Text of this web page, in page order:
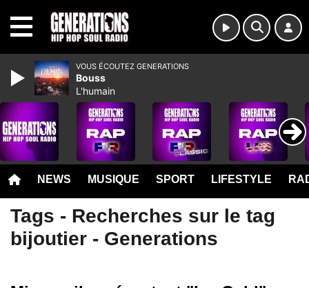
NEWS MUSIQUE SPORT LIFESTYLE
Tags - Recherches sur le tag
bijoutier - Generations
VOUS ÉCOUTEZ GENERATIONS
Bouss
L'humain